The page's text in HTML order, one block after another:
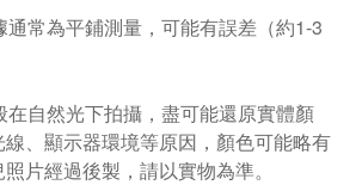
通常為平鋪測量，可能有誤差（約1-3
在自然光下拍攝，盡可能還原實體顏
、顯示器環境等原因，顏色可能略有
片經過後製，請以實物為準。